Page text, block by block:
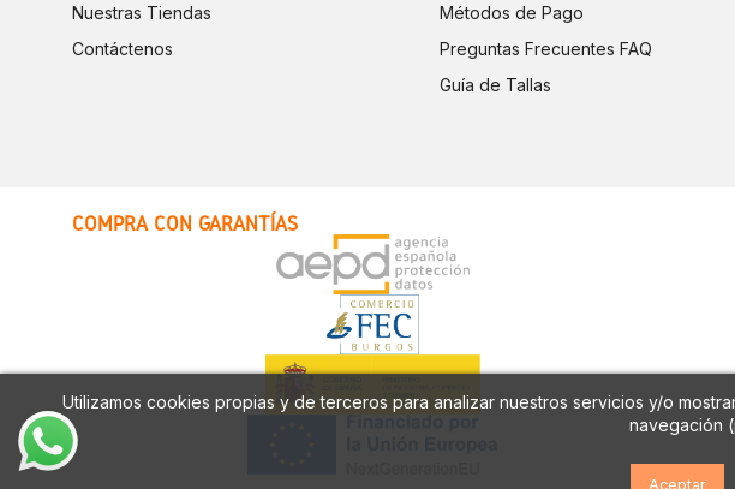
Utilizamos cookies propias y de terceros para analizar nuestros servicios y/o
navegación
Aceptar
Nuestras Tiendas
Contáctenos
Métodos de Pago
Preguntas Frecuentes FAQ
Guía de Tallas
COMPRA CON GARANTÍAS